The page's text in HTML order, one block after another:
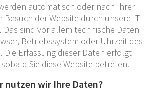
automatisch oder nach Ihrer
Besuch der Website durch unsere IT-
Das sind vor allem technische Daten
Betriebssystem oder Uhrzeit des
Die Erfassung dieser Daten erfolgt
Sie diese Website betreten.
nutzen wir Ihre Daten?